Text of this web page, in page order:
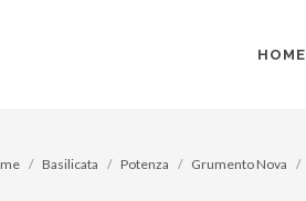
HOME
Basilicata Potenza Grumento Nova